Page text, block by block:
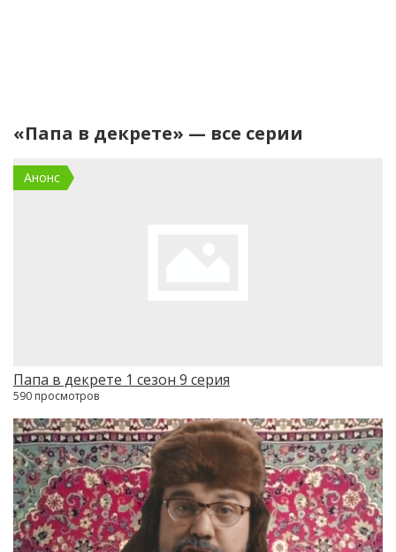
«Папа в декрете» — все серии
Анонс
Папа в декрете 1 сезон 9 серия
590 просмотров